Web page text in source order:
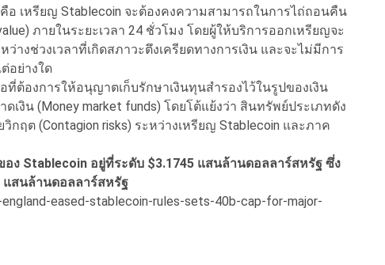
เหรียญ Stablecoin จะต้องคงความสามารถในการไถ่ถอนคืน
ภายในระยะเวลา 24 ชั่วโมง โดยผู้ให้บริการออกเหรียญจะ
างช่วงเวลาที่เกิดสภาวะตึงเครียดทางการเงิน และจะไม่มีการ
อย่างใด
ต้องการให้อนุญาตเก็บรักษาเงินทุนสำรองไว้ในรูปของเงิน
งิน (Money market funds) โดยโต้แย้งว่า สินทรัพย์ประเภทดัง
กฤต (Contagion risks) ระหว่างเหรียญ Stablecoin และภาค
อง Stablecoin อยู่ที่ระดับ $3.1745 แสนล้านดอลลาร์สหรัฐ ซึ่ง
แสนล้านดอลลาร์สหรัฐ
eased-stablecoin-rules-sets-40b-cap-for-major-